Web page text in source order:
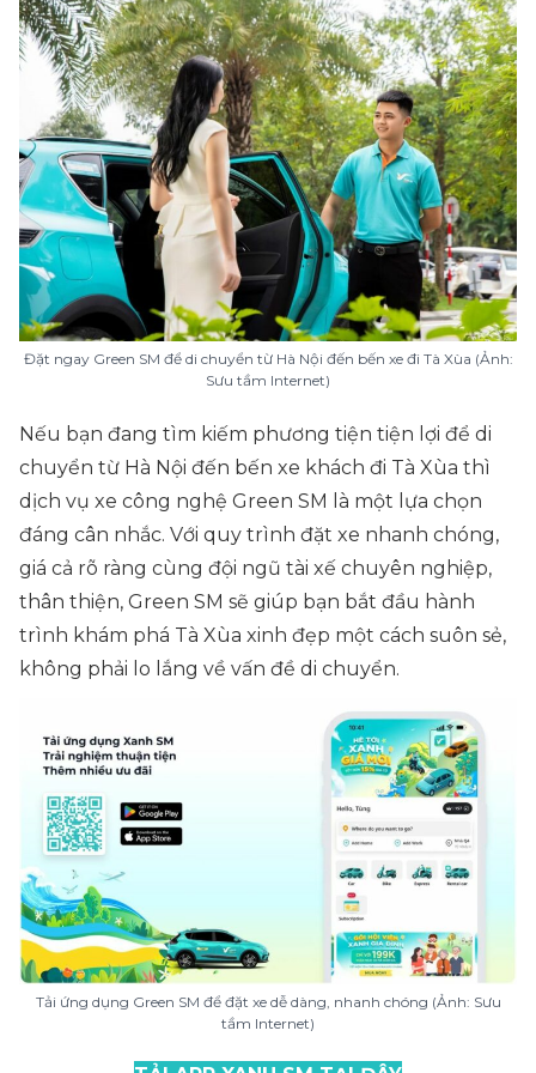
Đặt ngay Green SM để di chuyển từ Hà Nội đến bến xe đi Tà Xùa (Ảnh:
Sưu tầm Internet)
Nếu bạn đang tìm kiếm phương tiện tiện lợi để di
chuyển từ Hà Nội đến bến xe khách đi Tà Xùa thì
dịch vụ xe công nghệ Green SM là một lựa chọn
đáng cân nhắc. Với quy trình đặt xe nhanh chóng,
giá cả rõ ràng cùng đội ngũ tài xế chuyên nghiệp,
thân thiện, Green SM sẽ giúp bạn bắt đầu hành
trình khám phá Tà Xùa xinh đẹp một cách suôn sẻ,
không phải lo lắng về vấn đề di chuyển.
Tải ứng dụng Green SM để đặt xe dễ dàng, nhanh chóng (Ảnh: Sưu
tầm Internet)